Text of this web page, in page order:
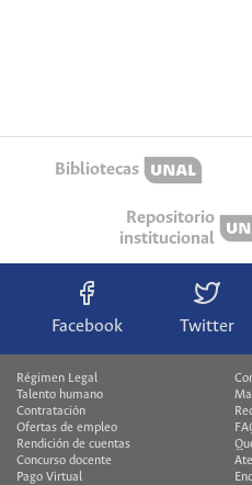
Bibliotecas
Repositorio
institucional
Facebook Twitter
Régimen Legal
Talento humano
Contratación
Ofertas de empleo
Rendición de cuentas
Concurso docente
Pago Virtual